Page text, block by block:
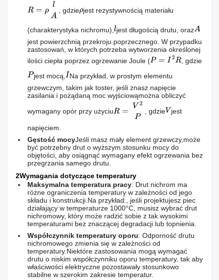
, gdzie jest rezystywnością materiału
(charakterystyka nichromu),
jest długością drutu, oraz
jest powierzchnią przekroju poprzecznego. W przypadku
zastosowań, w których potrzeba wytworzenia określonej
ilości ciepła poprzez ogrzewanie Joule (
, gdzie
jest mocą,
Na przykład, w prostym elementu
grzewczym, takim jak toster, jeśli znasz napięcie
zasilania i pożądaną moc wyjściowąmożna obliczyć
wymagany opór przy użyciu , gdzie jest
napięciem.
Gęstość mocyJeśli masz mały element grzewczy,może
być potrzebny drut o wyższym stosunku mocy do
objętości, aby osiągnąć wymagany efekt ogrzewania bez
przegrzania samego drutu.
2Wymagania dotyczące temperatury
Maksymalna temperatura pracy: Drut nichrom ma
różne ograniczenia temperatury w zależności od jego
składu i konstrukcji.Na przykład:, jeśli projektujesz piec
działający w temperaturze 1000°C, musisz wybrać drut
nichromowy, który może radzić sobie z tak wysokimi
temperaturami bez znaczącej degradacji lub topnienia.
Współczynnik temperatury oporu: Odporność drutu
nichromowego zmienia się w zależności od
temperatury.Niektóre zastosowania mogą wymagać
drutu o niskim współczynniku oporu temperatury, tak aby
właściwości elektryczne pozostawały stosunkowo
stabilne w szerokim zakresie temperatur.